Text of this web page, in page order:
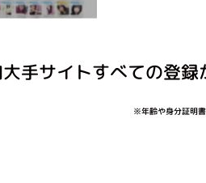
手サイトすべての登録
※年齢や身分証明書